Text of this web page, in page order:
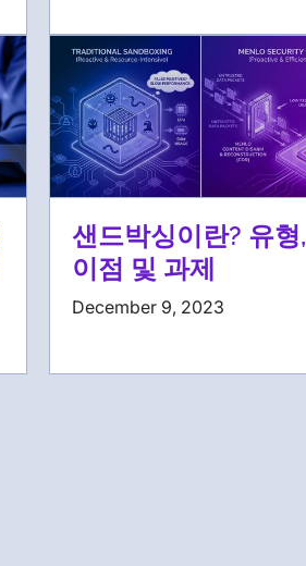
샌드박싱이란? 유형,
이점 및 과제
December 9, 2023